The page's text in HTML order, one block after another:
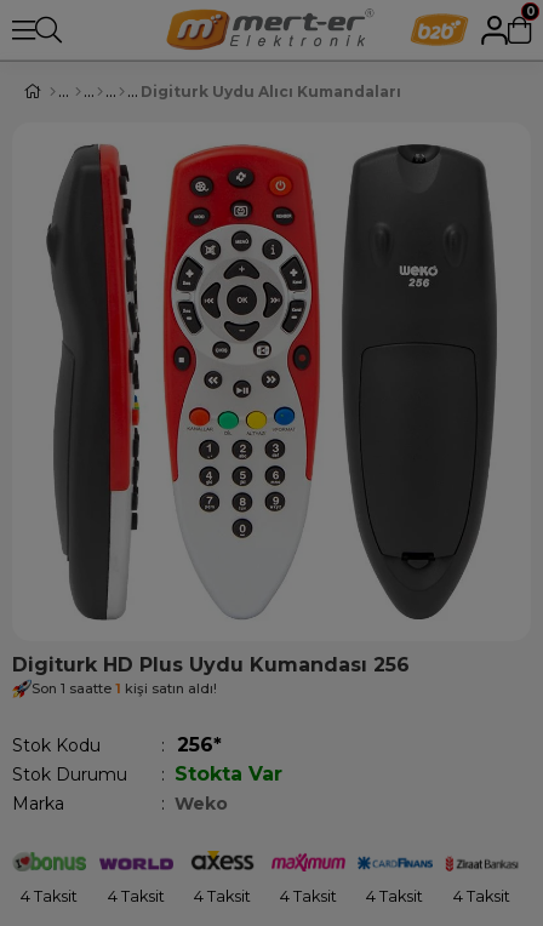
0
Digiturk Uydu Alıcı Kumandaları
Digiturk HD Plus Uydu Kumandası 256
Son 1 saatte 1 kişi satın aldı!
Stok Kodu 256*
Stok Durumu : Stokta Var
Marka : Weko
4 Taksit 4 Taksit 4 Taksit 4 Taksit 4 Taksit 4 Taksit